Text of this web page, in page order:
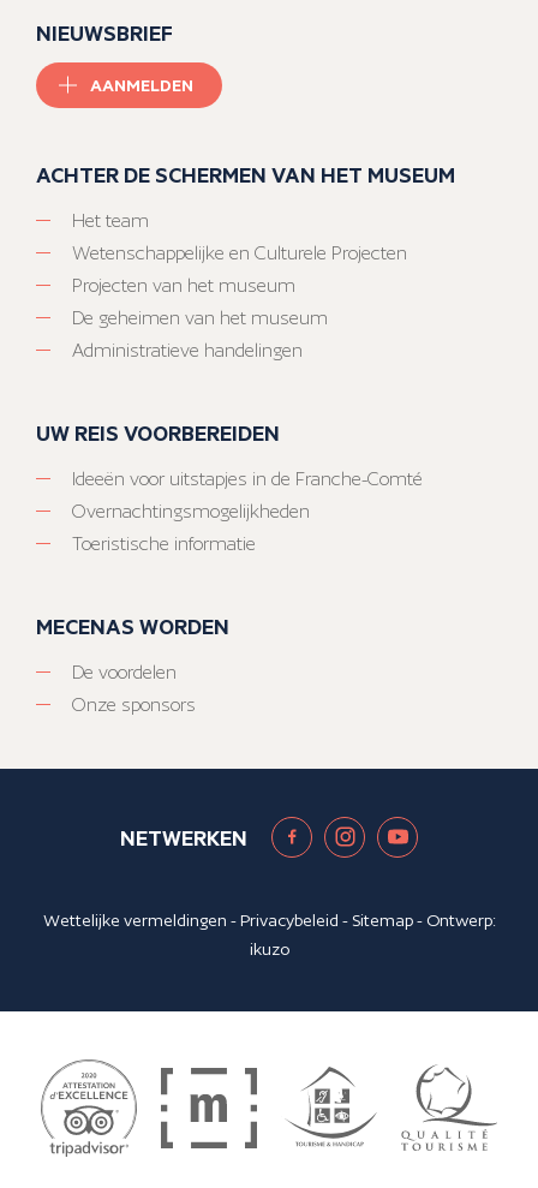
NIEUWSBRIEF
AANMELDEN
ACHTER DE SCHERMEN VAN HET MUSEUM
Het team
Wetenschappelijke en Culturele Projecten
Projecten van het museum
De geheimen van het museum
Administratieve handelingen
UW REIS VOORBEREIDEN
Ideeën voor uitstapjes in de Franche-Comté
Overnachtingsmogelijkheden
Toeristische informatie
MECENAS WORDEN
De voordelen
Onze sponsors
NETWERKEN
Wettelijke vermeldingen -Privacybeleid - Sitemap- Ontwerp:
ikuzo